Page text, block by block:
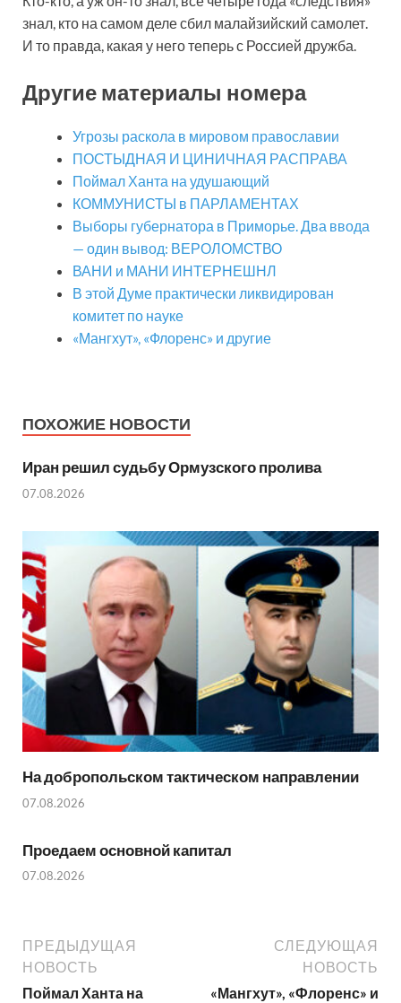
знал, кто на самом деле сбил малайзийский самолет.
И то правда, какая у него теперь с Россией дружба.
Другие материалы номера
Угрозы раскола в мировом православии
ПОСТЫДНАЯ И ЦИНИЧНАЯ РАСПРАВА
Поймал Ханта на удушающий
КОММУНИСТЫ в ПАРЛАМЕНТАХ
Выборы губернатора в Приморье. Два ввода
— один вывод: ВЕРОЛОМСТВО
ВАНИ и МАНИ ИНТЕРНЕШНЛ
В этой Думе практически ликвидирован
комитет по науке
«Мангхут», «Флоренс» и другие
ПОХОЖИЕ НОВОСТИ
Иран решил судьбу Ормузского пролива
07.08.2026
На добропольском тактическом направлении
07.08.2026
Проедаем основной капитал
07.08.2026
ПРЕДЫДУЩАЯ
НОВОСТЬ
Поймал Ханта на
СЛЕДУЮЩАЯ
НОВОСТЬ
«Мангхут», «Флоренс» и